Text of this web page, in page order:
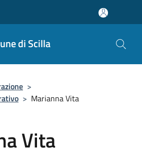
di Scilla
>
> Marianna Vita
Vita